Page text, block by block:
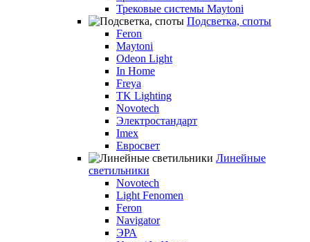
Трековые системы Maytoni
Подсветка, споты
Feron
Maytoni
Odeon Light
In Home
Freya
TK Lighting
Novotech
Электростандарт
Imex
Евросвет
Линейные
светильники
Novotech
Light Fenomen
Feron
Navigator
ЭРА